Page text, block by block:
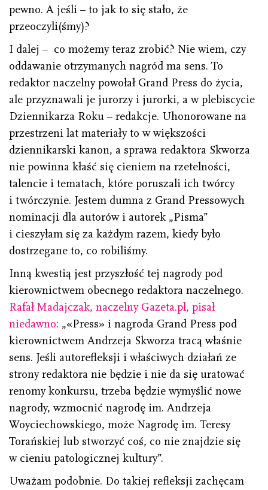
pewno. A jeśli – to jak to się stało, że
przeoczyli(śmy)?
I dalej – co możemy teraz zrobić? Nie wiem, czy
oddawanie otrzymanych nagród ma sens. To
redaktor naczelny powołał Grand Press do życia,
ale przyznawali je jurorzy i jurorki, a w plebiscycie
Dziennikarza Roku – redakcje. Uhonorowane na
przestrzeni lat materiały to w większości
dziennikarski kanon, a sprawa redaktora Skworza
nie powinna kłaść się cieniem na rzetelności,
talencie i tematach, które poruszali ich twórcy
i twórczynie. Jestem dumna z Grand Pressowych
nominacji dla autorów i autorek „Pisma”
i cieszyłam się za każdym razem, kiedy było
dostrzegane to, co robiliśmy.
Inną kwestią jest przyszłość tej nagrody pod
kierownictwem obecnego redaktora naczelnego.
Rafał Madajczak, naczelny Gazeta.pl, pisał
niedawno: „«Press» i nagroda Grand Press pod
kierownictwem Andrzeja Skworza tracą właśnie
sens. Jeśli autorefleksji i właściwych działań ze
strony redaktora nie będzie i nie da się uratować
renomy konkursu, trzeba będzie wymyślić nowe
nagrody, wzmocnić nagrodę im. Andrzeja
Woyciechowskiego, może Nagrodę im. Teresy
Torańskiej lub stworzyć coś, co nie znajdzie się
w cieniu patologicznej kultury”.
Uważam podobnie. Do takiej refleksji zachęcam